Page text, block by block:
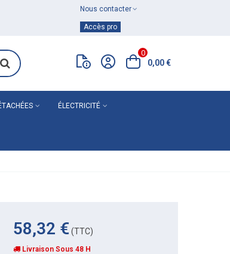
Nous contacter
Accès pro
0
0,00 €
ÉLECTRICITÉ
58,32 €(TTC)
Livraison Sous 48 H